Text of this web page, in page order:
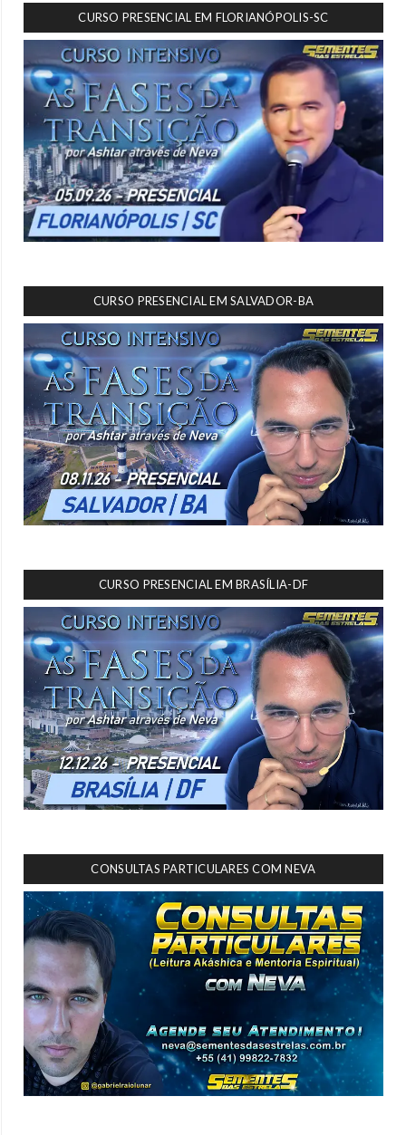
CURSO PRESENCIAL EM FLORIANÓPOLIS-SC
CURSO PRESENCIAL EM SALVADOR-BA
CURSO PRESENCIAL EM BRASÍLIA-DF
CONSULTAS PARTICULARES COM NEVA